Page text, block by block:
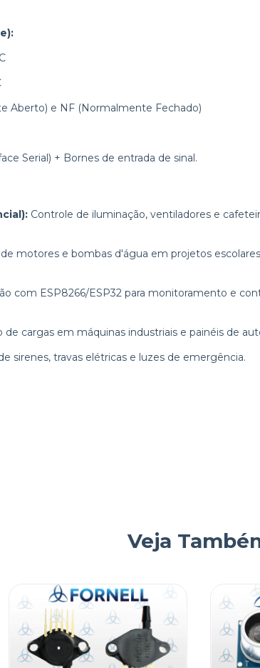
Aberto) e NF (Normalmente Fechado)
Serial) + Bornes de entrada de sinal.
Controle de iluminação, ventiladores e
motores e bombas d'água em projetos
com ESP8266/ESP32 para monitoramento e
de cargas em máquinas industriais e painéis de
sirenes, travas elétricas e luzes de emergência.
Veja